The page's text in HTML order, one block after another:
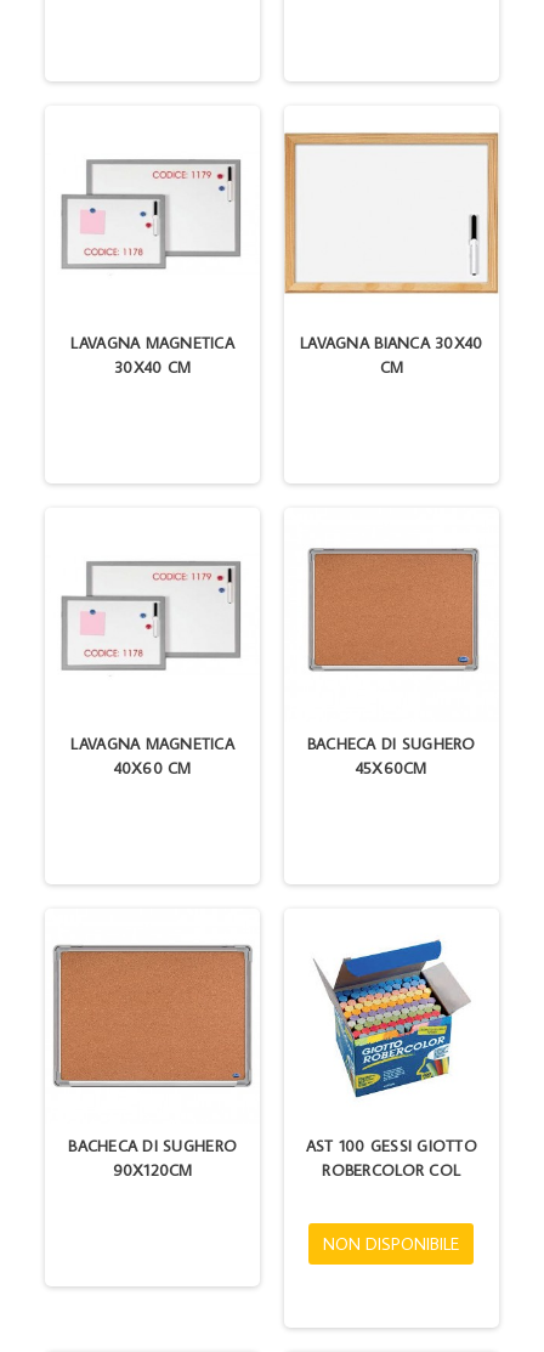
LAVAGNA MAGNETICA
30X40 CM
LAVAGNA BIANCA 30X40
CM
LAVAGNA MAGNETICA
40X60 CM
BACHECA DI SUGHERO
45X60CM
BACHECA DI SUGHERO
90X120CM
AST 100 GESSI GIOTTO
ROBERCOLOR COL
NON DISPONIBILE